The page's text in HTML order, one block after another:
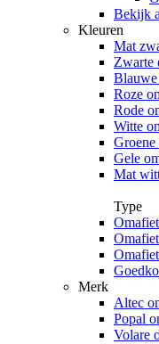
Bekijk
Kleuren
Mat
Zwarte
Blauwe
Roze
Rode
Witte
Groene
Gele
Mat
Type
Merk
Altec
Popal
Volare